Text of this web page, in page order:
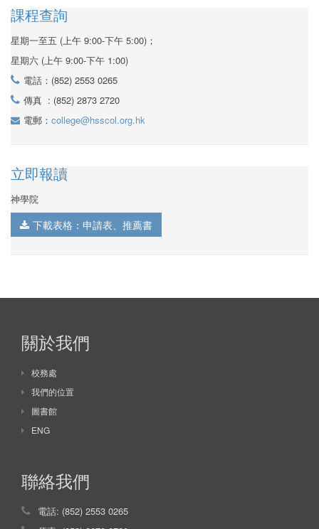
課程查詢
星期一至五 (上午 9:00-下午 5:00)；
星期六 (上午 9:00-下午 1:00)
電話：(852) 2553 0265
傳真 : (852) 2873 2720
電郵： college@hsscol.org.hk
立即報讀
神學院
下載表格：申請表、推薦書
關於我們
校務處
我們的位置
圖書館
ENG
聯絡我們
電話: (852) 2553 0265